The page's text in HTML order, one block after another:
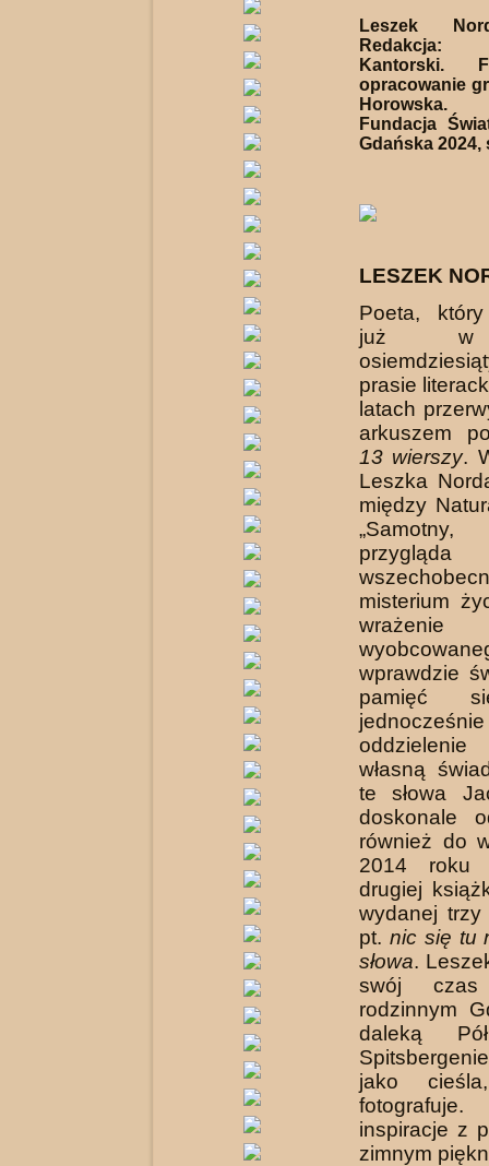
Leszek
Kantorski.
opracowanie
Horowska.
Fundacja
Gdańska 2024,
LESZEK
Poeta, który
już w
prasie
latach
arkuszem
13 wierszy.
Leszka
między
„Samotny,
misterium
wrażenie
wprawdzie
pamięć
własną
te słowa
doskonale
również do
2014
drugiej
wydanej
pt. nic się tu
słowa.
swój czas
rodzinnym
daleką
jako
inspiracje z
zimnym